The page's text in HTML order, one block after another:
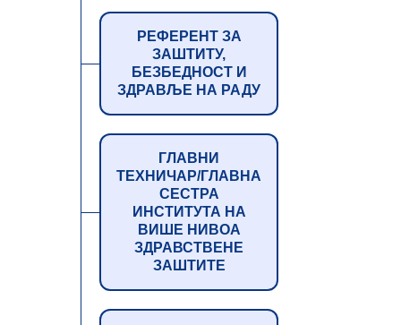
РЕФЕРЕНТ ЗА
ЗАШТИТУ,
БЕЗБЕДНОСТ И
ЗДРАВЉЕ НА РАДУ
ГЛАВНИ
ТЕХНИЧАР/ГЛАВНА
СЕСТРА
ИНСТИТУТА НА
ВИШЕ НИВОА
ЗДРАВСТВЕНЕ
ЗАШТИТЕ